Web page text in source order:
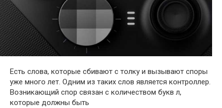
Есть слова, которые сбивают с толку и вызывают споры
уже много лет. Одним из таких слов является контроллер.
Возникающий спор связан с количеством букв л,
которые должны быть